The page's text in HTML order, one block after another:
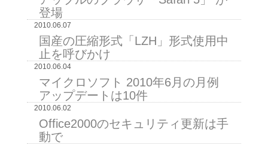
登場
2010.06.07
国産の圧縮形式「LZH」形式使用中
止を呼びかけ
2010.06.04
マイクロソフト 2010年6月の月例
アップデートは10件
2010.06.02
Office2000のセキュリティ更新は手
動で